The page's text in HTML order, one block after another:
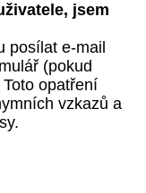
jsem
posílat e-mail
(pokud
opatření
vzkazů a